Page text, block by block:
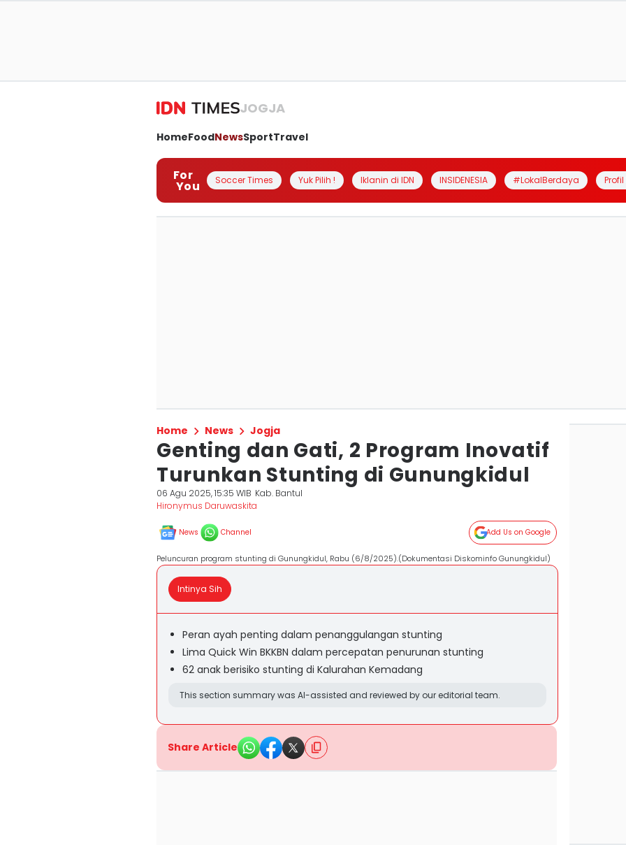
JOGJA
HomeFoodNewsSportTravel
For
You Soccer Times Yuk Pilih ! Iklanin di IDN INSIDENESIA #LokalBerdaya
Home News Jogja
Genting dan Gati, 2 Program Inovatif
Turunkan Stunting di Gunungkidul
06 Agu 2025, 15:35 WIB Kab. Bantul
Hironymus Daruwaskita
News Channel Add Us on Google
Peluncuran program stunting di Gunungkidul, Rabu (6/8/2025).(Dokumentasi Diskominfo Gunungkidul)
Intinya Sih
Peran ayah penting dalam penanggulangan stunting
Lima Quick Win BKKBN dalam percepatan penurunan stunting
62 anak berisiko stunting di Kalurahan Kemadang
This section summary was AI-assisted and reviewed by our editorial team.
Share Article